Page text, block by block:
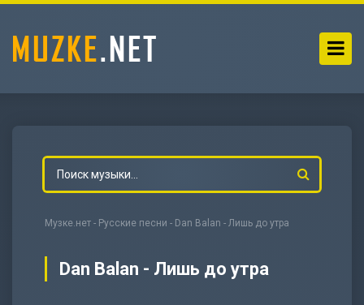
Музке.нет - Русские песни - Dan Balan - Лишь до утра
Dan Balan - Лишь до утра